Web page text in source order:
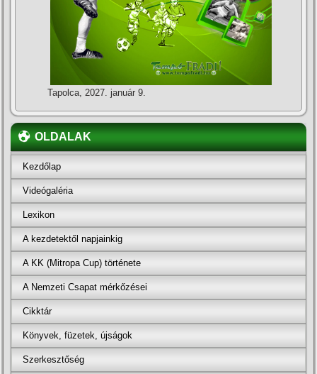
Tapolca, 2027. január 9.
OLDALAK
Kezdőlap
Videógaléria
Lexikon
A kezdetektől napjainkig
A KK (Mitropa Cup) története
A Nemzeti Csapat mérkőzései
Cikktár
Könyvek, füzetek, újságok
Szerkesztőség